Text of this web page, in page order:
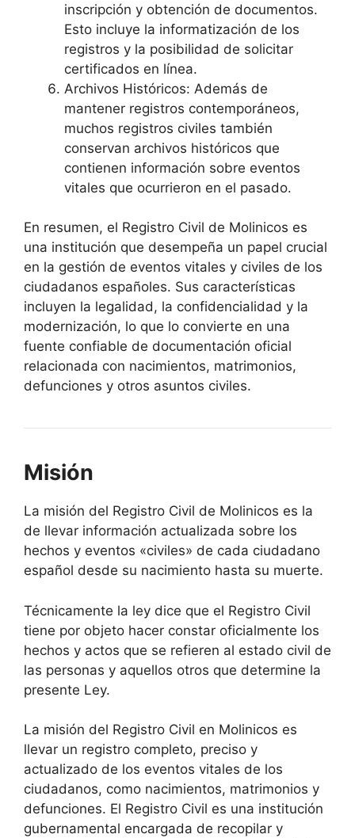
inscripción y obtención de documentos.
Esto incluye la informatización de los
registros y la posibilidad de solicitar
certificados en línea.
Archivos Históricos: Además de
mantener registros contemporáneos,
muchos registros civiles también
conservan archivos históricos que
contienen información sobre eventos
vitales que ocurrieron en el pasado.
En resumen, el Registro Civil de Molinicos es
una institución que desempeña un papel crucial
en la gestión de eventos vitales y civiles de los
ciudadanos españoles. Sus características
incluyen la legalidad, la confidencialidad y la
modernización, lo que lo convierte en una
fuente confiable de documentación oficial
relacionada con nacimientos, matrimonios,
defunciones y otros asuntos civiles.
Misión
La misión del Registro Civil de Molinicos es la
de llevar información actualizada sobre los
hechos y eventos «civiles» de cada ciudadano
español desde su nacimiento hasta su muerte.
Técnicamente la ley dice que el Registro Civil
tiene por objeto hacer constar oficialmente los
hechos y actos que se refieren al estado civil de
las personas y aquellos otros que determine la
presente Ley.
La misión del Registro Civil en Molinicos es
llevar un registro completo, preciso y
actualizado de los eventos vitales de los
ciudadanos, como nacimientos, matrimonios y
defunciones. El Registro Civil es una institución
gubernamental encargada de recopilar y